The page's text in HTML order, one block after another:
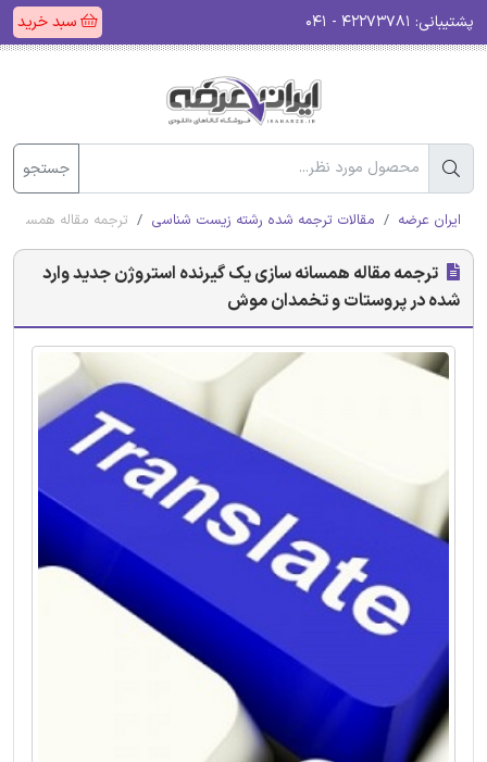
پشتیبانی: سبد خرید
جستجو
ایران عرضه مقالات ترجمه شده رشته زیست شناسی ترجمه مقاله
ترجمه مقاله همسانه سازی یک گیرنده استروژن جدید وارد
شده در پروستات و تخمدان موش